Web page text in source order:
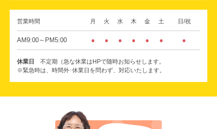
営業時間 月 火 水 木 金 土 日/祝
AM9:00～PM5:00 ● ● ● ● ● ● ●
休業日
不定期（急な休業はHPで随時お知らせします。
※緊急時は、時間外･休業日を問わず、対応いたします。